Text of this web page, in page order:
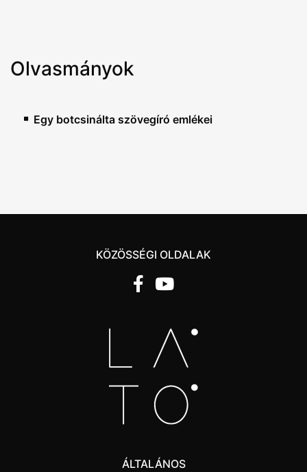
Olvasmányok
Egy botcsinálta szövegíró emlékei
KÖZÖSSÉGI OLDALAK
ÁLTALÁNOS